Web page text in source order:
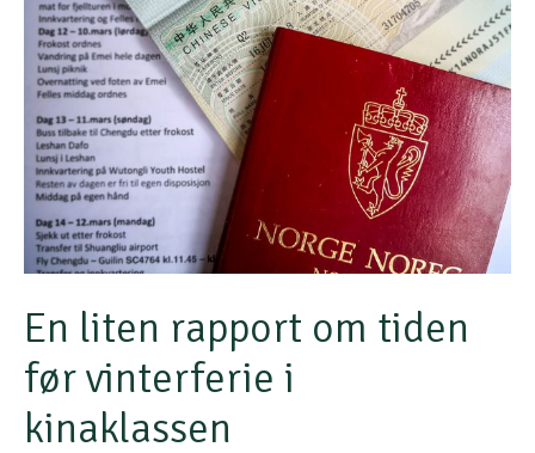
En liten rapport om tiden
før vinterferie i
kinaklassen